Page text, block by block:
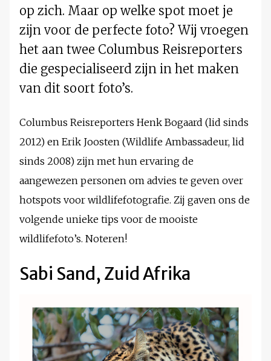
op zich. Maar op welke spot moet je
zijn voor de perfecte foto? Wij vroegen
het aan twee Columbus Reisreporters
die gespecialiseerd zijn in het maken
van dit soort foto’s.
Columbus Reisreporters Henk Bogaard (lid sinds
2012) en Erik Joosten (Wildlife Ambassadeur, lid
sinds 2008) zijn met hun ervaring de
aangewezen personen om advies te geven over
hotspots voor wildlifefotografie. Zij gaven ons de
volgende unieke tips voor de mooiste
wildlifefoto’s. Noteren!
Sabi Sand, Zuid Afrika